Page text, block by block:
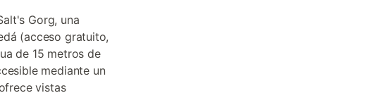
Gorg, una
(acceso gratuito,
de 15 metros de
mediante un
vistas